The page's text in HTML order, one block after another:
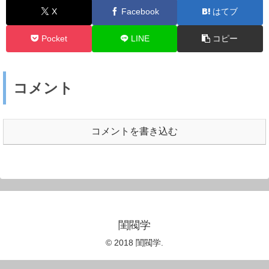
X Facebook はてブ
Pocket LINE コピー
コメント
コメントを書き込む
閨閥学
© 2018 閨閥学.